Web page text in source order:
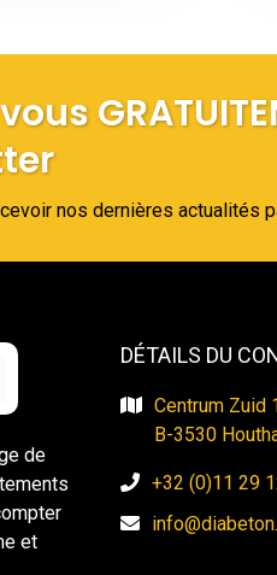
nos dernières actualités
de
et
DÉTAILS DU
Centrum Zuid
​​​​​​​B-3530
+32 (0)11 29